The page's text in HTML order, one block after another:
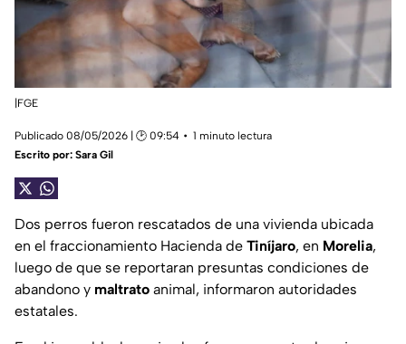
|FGE
Publicado 08/05/2026 | 🕑 09:54
1 minuto lectura
Escrito por: Sara Gil
Dos perros fueron rescatados de una vivienda ubicada
en el fraccionamiento Hacienda de Tiníjaro, en Morelia,
luego de que se reportaran presuntas condiciones de
abandono y maltrato animal, informaron autoridades
estatales.